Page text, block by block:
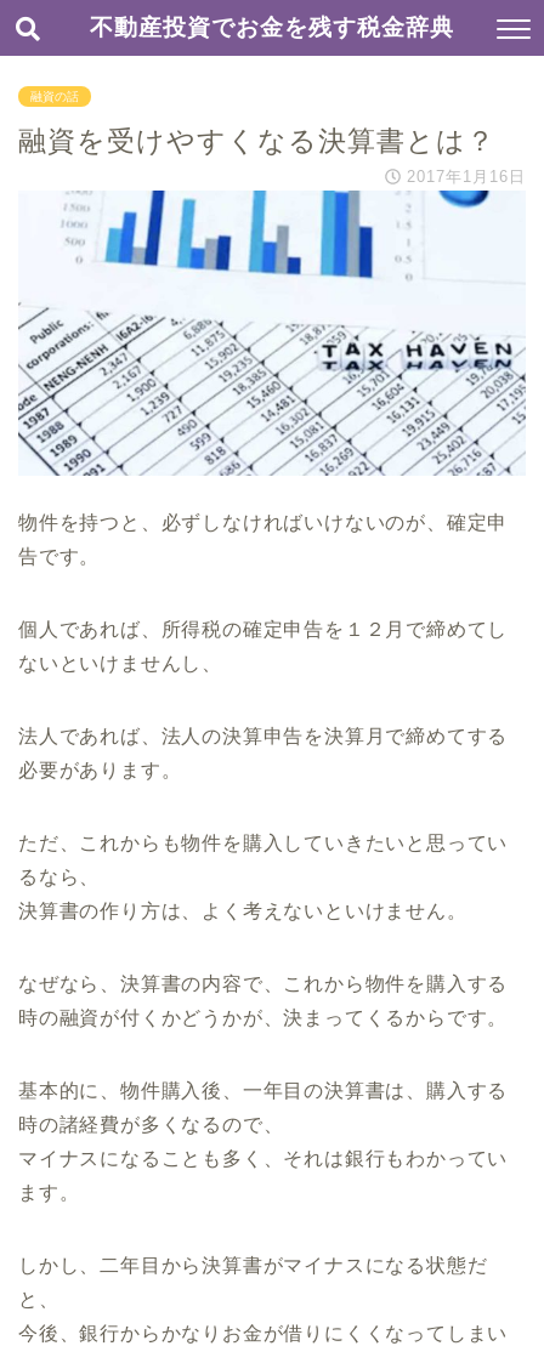
不動産投資でお金を残す税金辞典
融資の話
融資を受けやすくなる決算書とは？
2017年1月16日
物件を持つと、必ずしなければいけないのが、確定申
告です。
個人であれば、所得税の確定申告を１２月で締めてし
ないといけませんし、
法人であれば、法人の決算申告を決算月で締めてする
必要があります。
ただ、これからも物件を購入していきたいと思ってい
るなら、
決算書の作り方は、よく考えないといけません。
なぜなら、決算書の内容で、これから物件を購入する
時の融資が付くかどうかが、決まってくるからです。
基本的に、物件購入後、一年目の決算書は、購入する
時の諸経費が多くなるので、
マイナスになることも多く、それは銀行もわかってい
ます。
しかし、二年目から決算書がマイナスになる状態だ
と、
今後、銀行からかなりお金が借りにくくなってしまい